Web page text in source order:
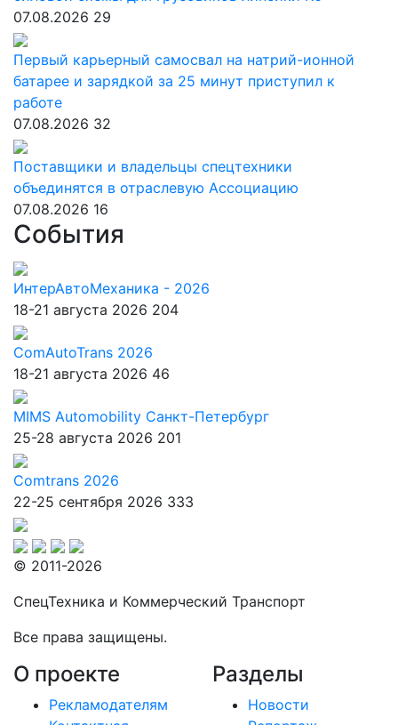
07.08.2026 29
Первый карьерный самосвал на натрий-ионной
батарее и зарядкой за 25 минут приступил к
работе
07.08.2026 32
Поставщики и владельцы спецтехники
объединятся в отраслевую Ассоциацию
07.08.2026 16
События
ИнтерАвтоМеханика - 2026
18-21 августа 2026 204
ComAutoTrans 2026
18-21 августа 2026 46
MIMS Automobility Санкт-Петербург
25-28 августа 2026 201
Comtrans 2026
22-25 сентября 2026 333
© 2011-2026
СпецТехника и Коммерческий Транспорт
Все права защищены.
О проекте
Рекламодателям
Разделы
Новости